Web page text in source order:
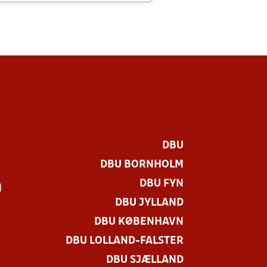
DBU
DBU BORNHOLM
DBU FYN
DBU JYLLAND
DBU KØBENHAVN
DBU LOLLAND-FALSTER
DBU SJÆLLAND